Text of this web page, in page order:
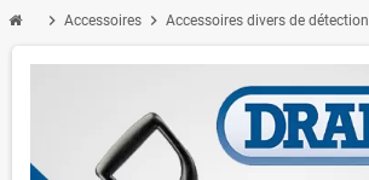
chevron_right Accessoires chevron_right Accessoires divers de détection